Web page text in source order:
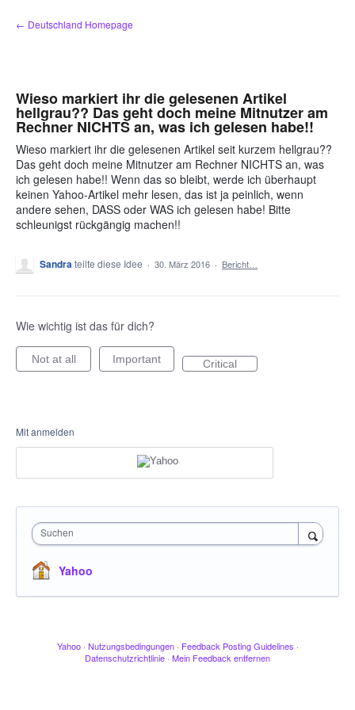
Zum
Inhalt
← Deutschland Homepage
Wieso markiert ihr die gelesenen Artikel
hellgrau?? Das geht doch meine Mitnutzer am
Rechner NICHTS an, was ich gelesen habe!!
Wieso markiert ihr die gelesenen Artikel seit kurzem hellgrau??
Das geht doch meine Mitnutzer am Rechner NICHTS an, was
ich gelesen habe!! Wenn das so bleibt, werde ich überhaupt
keinen Yahoo-Artikel mehr lesen, das ist ja peinlich, wenn
andere sehen, DASS oder WAS ich gelesen habe! Bitte
schleunigst rückgängig machen!!
Sandrateilte diese Idee · 30. März 2016 · Bericht…
Wie wichtig ist das für dich?
Not at all Important Critical
Mit anmelden
Suchen
Yahoo
Yahoo · Nutzungsbedingungen · Feedback Posting Guidelines ·
Datenschutzrichtlinie · Mein Feedback entfernen